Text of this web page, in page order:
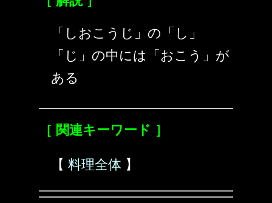
「しおこうじ」の「し」
「じ」の中には「おこう」が
ある
［ 関連キーワード ］
【 料理全体 】